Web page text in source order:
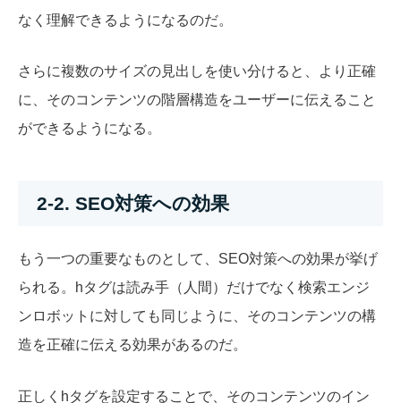
なく理解できるようになるのだ。
さらに複数のサイズの見出しを使い分けると、より正確
に、そのコンテンツの階層構造をユーザーに伝えること
ができるようになる。
2-2. SEO対策への効果
もう一つの重要なものとして、SEO対策への効果が挙げ
られる。hタグは読み手（人間）だけでなく検索エンジ
ンロボットに対しても同じように、そのコンテンツの構
造を正確に伝える効果があるのだ。
正しくhタグを設定することで、そのコンテンツのイン